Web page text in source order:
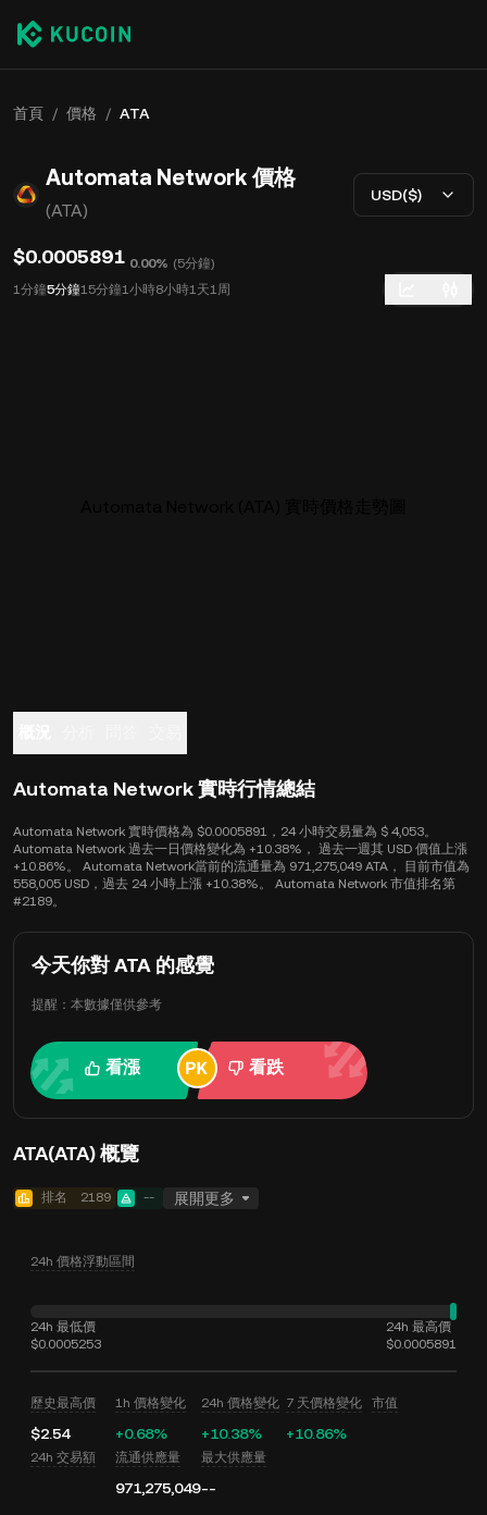
首頁 / 價格 / ATA
Automata Network 價格
(ATA)
USD($)
$0.0005891 0.00% (5分鐘)
1分鐘5分鐘15分鐘1小時8小時1天1周
Automata Network 實時行情總結
Automata Network 實時價格為 $0.0005891，24 小時交易量為 $ 4,053。
Automata Network 過去一日價格變化為 +10.38%， 過去一週其 USD 價值上漲
+10.86%。 Automata Network當前的流通量為 971,275,049 ATA， 目前市值為
558,005 USD，過去 24 小時上漲 +10.38%。 Automata Network 市值排名第
#2189。
今天你對 ATA 的感覺
提醒：本數據僅供參考
看漲 看跌
ATA(ATA) 概覽
排名 2189 -- 展開更多
24h 價格浮動區間
24h 最低價
$0.0005253
24h 最高價
$0.0005891
歷史最高價
$2.54
1h 價格變化
+0.68%
24h 價格變化
+10.38%
7 天價格變化
+10.86%
市值
24h 交易額 流通供應量
971,275,049
最大供應量
--